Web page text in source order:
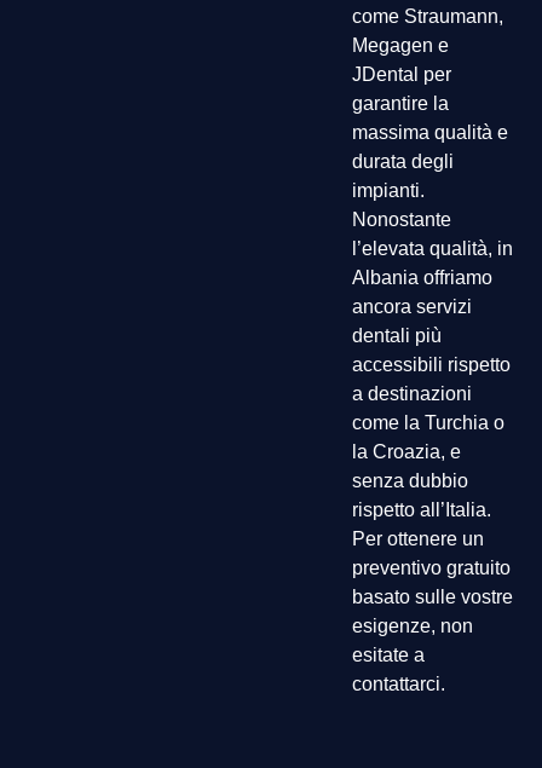
come Straumann,
Megagen e
JDental per
garantire la
massima qualità e
durata degli
impianti.
Nonostante
l’elevata qualità, in
Albania offriamo
ancora servizi
dentali più
accessibili rispetto
a destinazioni
come la Turchia o
la Croazia, e
senza dubbio
rispetto all’Italia.
Per ottenere un
preventivo gratuito
basato sulle vostre
esigenze, non
esitate a
contattarci.